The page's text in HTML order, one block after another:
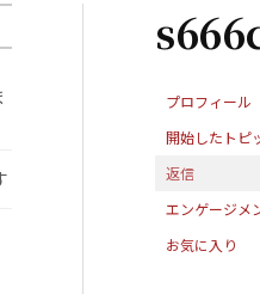
プロフィール
開始したトピ
返信
エンゲージメ
お気に入り